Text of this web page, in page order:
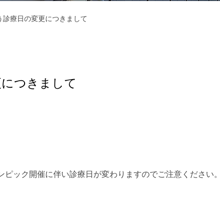
診療日の変更につきまして
つきまして
ック開催に伴い診療日が変わりますのでご注意ください。